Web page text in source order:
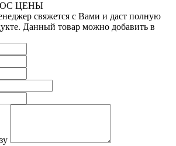
ЦЕНЫ
свяжется с Вами и даст полную
Данный товар можно добавить в